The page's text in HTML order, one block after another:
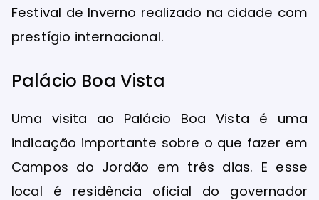
Festival de Inverno realizado na cidade com
prestígio internacional.
Palácio Boa Vista
Uma visita ao Palácio Boa Vista é uma
indicação importante sobre o que fazer em
Campos do Jordão em três dias. E esse
local é residência oficial do governador